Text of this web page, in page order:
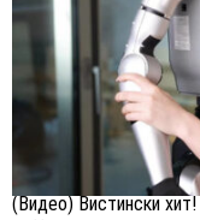
(Видео) Вистински хит!